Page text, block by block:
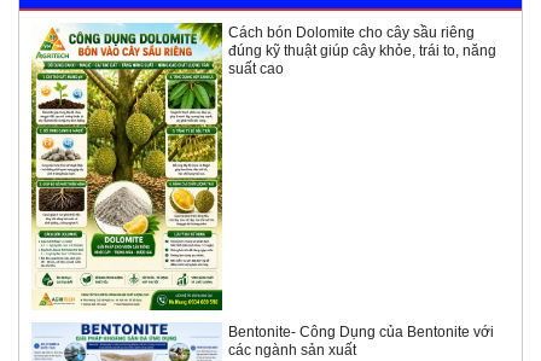
Cách bón Dolomite cho cây sầu riêng
đúng kỹ thuật giúp cây khỏe, trái to, năng
suất cao
Bentonite- Công Dụng của Bentonite với
các ngành sản xuất